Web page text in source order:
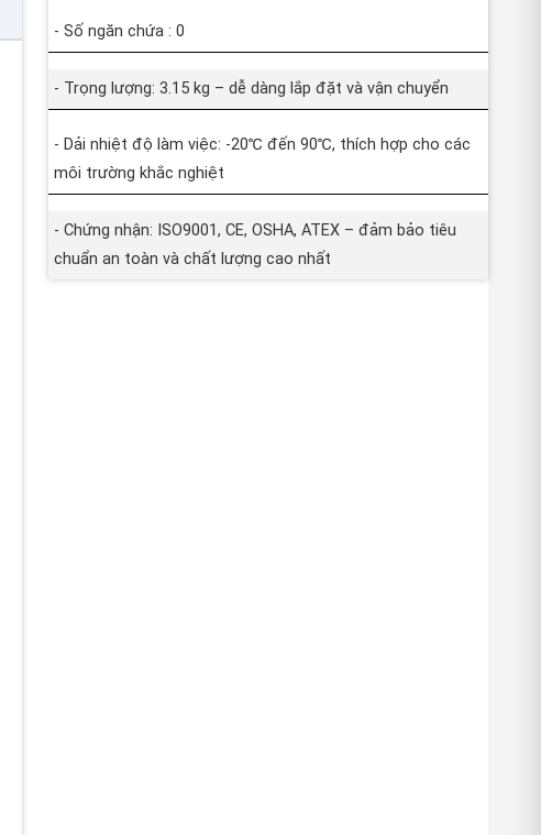
- Số ngăn chứa : 0
- Trọng lượng: 3.15 kg – dễ dàng lắp đặt và vận chuyển
- Dải nhiệt độ làm việc: -20℃ đến 90℃, thích hợp cho các
môi trường khắc nghiệt
- Chứng nhận: ISO9001, CE, OSHA, ATEX – đảm bảo tiêu
chuẩn an toàn và chất lượng cao nhất